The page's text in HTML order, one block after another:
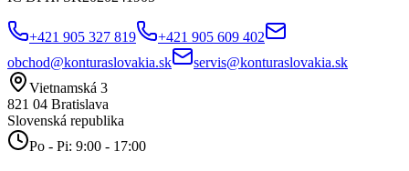
+421 905 327 819
+421 905 609 402
obchod@konturaslovakia.sk
servis@konturaslovakia.sk
Vietnamská 3
821 04 Bratislava
Slovenská republika
Po - Pi: 9:00 - 17:00